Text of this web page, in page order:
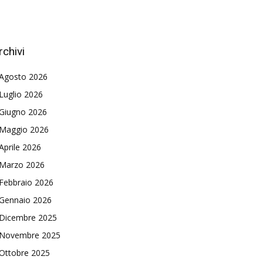
2026
2026
2026
2026
2026
2026
2026
2026
2025
2025
2025